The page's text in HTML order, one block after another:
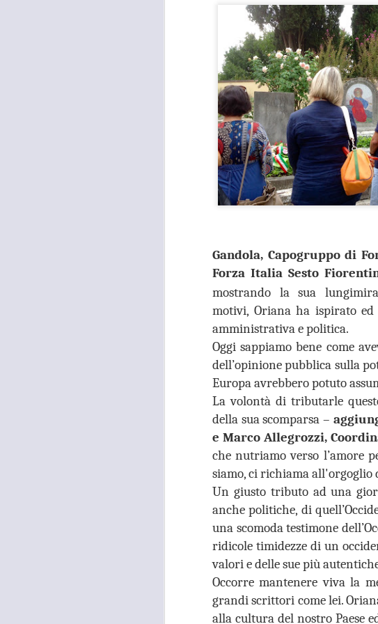
Gandola, Capogruppo di
Forza Italia Sesto
mostrando la sua
motivi,Oriana ha ispirato
amministrativa e politica.
Oggi sappiamo bene come
dell’opinione pubblica sulla
Europa avrebbero potuto
La volontà di tributarle
della sua scomparsa –
e Marco Allegrozzi,
che nutriamo verso l’amore
siamo, ci richiama all'orgoglio
Un giusto tributo ad una
anche politiche, di
una scomoda testimone
ridicole timidezze di un
valori e delle sue più
Occorre mantenere viva la
grandi scrittori come lei.
alla cultura del nostro Paese
MOSTRA
TUTANKHAMON,
GANDOLA: “LA
GALLERIA DELLE
CARROZZE È DA
MESI OCCUPATA
SENZA PIÙ ALCUN
TITOLO"
MOSTRA TUTANKHAMON,
GANDOLA: “LA GALLERIA
DELLE CARROZZE È DA MESI
OCCUPATA SENZA PIÙ ALCUN
TITOLO. LA METROCITTÀ
PONGA IN ESSERE TUTTE LE
AZIONI NECESSARIE PER
RIENTRARE IN POSSESSO DEI
rientri in possesso dei locali della
Galleria delle Carrozze di Palazzo
Medici Riccardi, oramai da mesi
AUG
26
BENE
DEI
PERO’
LAVORI
MUSEO
MOLTO BENE
DEI CARTELLI
SEGNALARE
ADESSO
ACCELLERARE
LAVORI PER
SICUREZZA
“Finalmente
attesa
all'umanità
26
NUOVE
POLO
FERMO.
NUOVE AULE
SCIENTIFICO,
RINVIATO A
“Il protocollo
AUG
26